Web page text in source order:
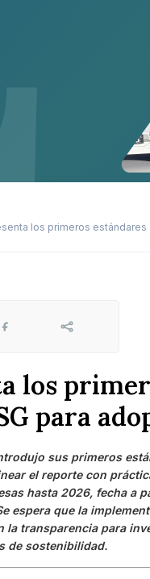
los primeros
Facebook Share
los
para
sus primeros
el reporte con
hasta 2026, fecha a
espera que la
la transparencia para
de sostenibilidad.